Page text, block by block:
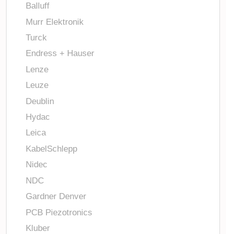
Balluff
Murr Elektronik
Turck
Endress + Hauser
Lenze
Leuze
Deublin
Hydac
Leica
KabelSchlepp
Nidec
NDC
Gardner Denver
PCB Piezotronics
Kluber